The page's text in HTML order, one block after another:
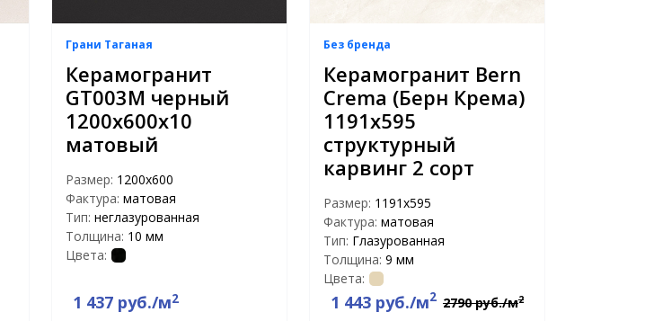
Грани Таганая
Керамогранит
GT003M черный
1200х600х10
матовый
Размер: 1200х600
Фактура: матовая
Тип: неглазурованная
Толщина: 10 мм
Цвета:
1 437 руб./м2
Без бренда
Керамогранит Bern
Crema (Берн Крема)
1191х595
структурный
карвинг 2 сорт
Размер: 1191x595
Фактура: матовая
Тип: Глазурованная
Толщина: 9 мм
Цвета:
1 443 руб./м2 2790 руб./м2